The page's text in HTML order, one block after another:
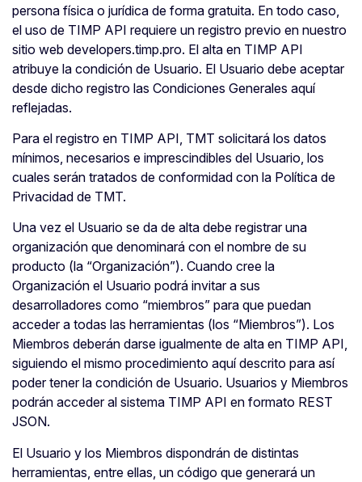
persona física o jurídica de forma gratuita. En todo caso,
el uso de TIMP API requiere un registro previo en nuestro
sitio web developers.timp.pro. El alta en TIMP API
atribuye la condición de Usuario. El Usuario debe aceptar
desde dicho registro las Condiciones Generales aquí
reflejadas.
Para el registro en TIMP API, TMT solicitará los datos
mínimos, necesarios e imprescindibles del Usuario, los
cuales serán tratados de conformidad con la Política de
Privacidad de TMT.
Una vez el Usuario se da de alta debe registrar una
organización que denominará con el nombre de su
producto (la “Organización”). Cuando cree la
Organización el Usuario podrá invitar a sus
desarrolladores como “miembros” para que puedan
acceder a todas las herramientas (los “Miembros”). Los
Miembros deberán darse igualmente de alta en TIMP API,
siguiendo el mismo procedimiento aquí descrito para así
poder tener la condición de Usuario. Usuarios y Miembros
podrán acceder al sistema TIMP API en formato REST
JSON.
El Usuario y los Miembros dispondrán de distintas
herramientas, entre ellas, un código que generará un